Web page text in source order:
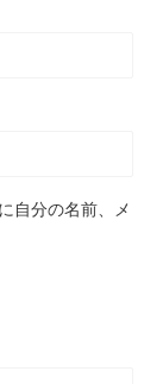
自分の名前、メ